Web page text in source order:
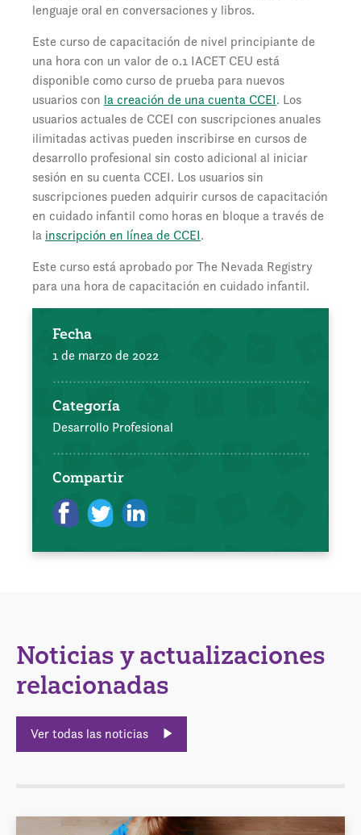
lenguaje oral en conversaciones y libros.
Este curso de capacitación de nivel principiante de
una hora con un valor de 0.1 IACET CEU está
disponible como curso de prueba para nuevos
usuarios con la creación de una cuenta CCEI. Los
usuarios actuales de CCEI con suscripciones anuales
ilimitadas activas pueden inscribirse en cursos de
desarrollo profesional sin costo adicional al iniciar
sesión en su cuenta CCEI. Los usuarios sin
suscripciones pueden adquirir cursos de capacitación
en cuidado infantil como horas en bloque a través de
la inscripción en línea de CCEI.
Este curso está aprobado por The Nevada Registry
para una hora de capacitación en cuidado infantil.
Fecha
1 de marzo de 2022
Categoría
Desarrollo Profesional
Compartir
Noticias y actualizaciones
relacionadas
Ver todas las noticias